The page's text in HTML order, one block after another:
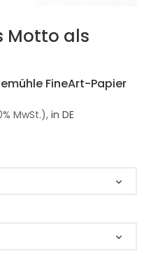
Motto als
FineArt-Papier
MwSt.), in DE